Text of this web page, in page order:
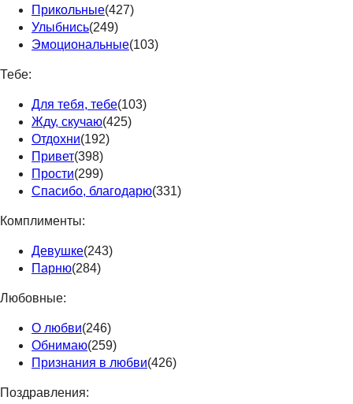
Прикольные(427)
Улыбнись(249)
Эмоциональные(103)
Тебе:
Для тебя, тебе(103)
Жду, скучаю(425)
Отдохни(192)
Привет(398)
Прости(299)
Спасибо, благодарю(331)
Комплименты:
Девушке(243)
Парню(284)
Любовные:
О любви(246)
Обнимаю(259)
Признания в любви(426)
Поздравления: